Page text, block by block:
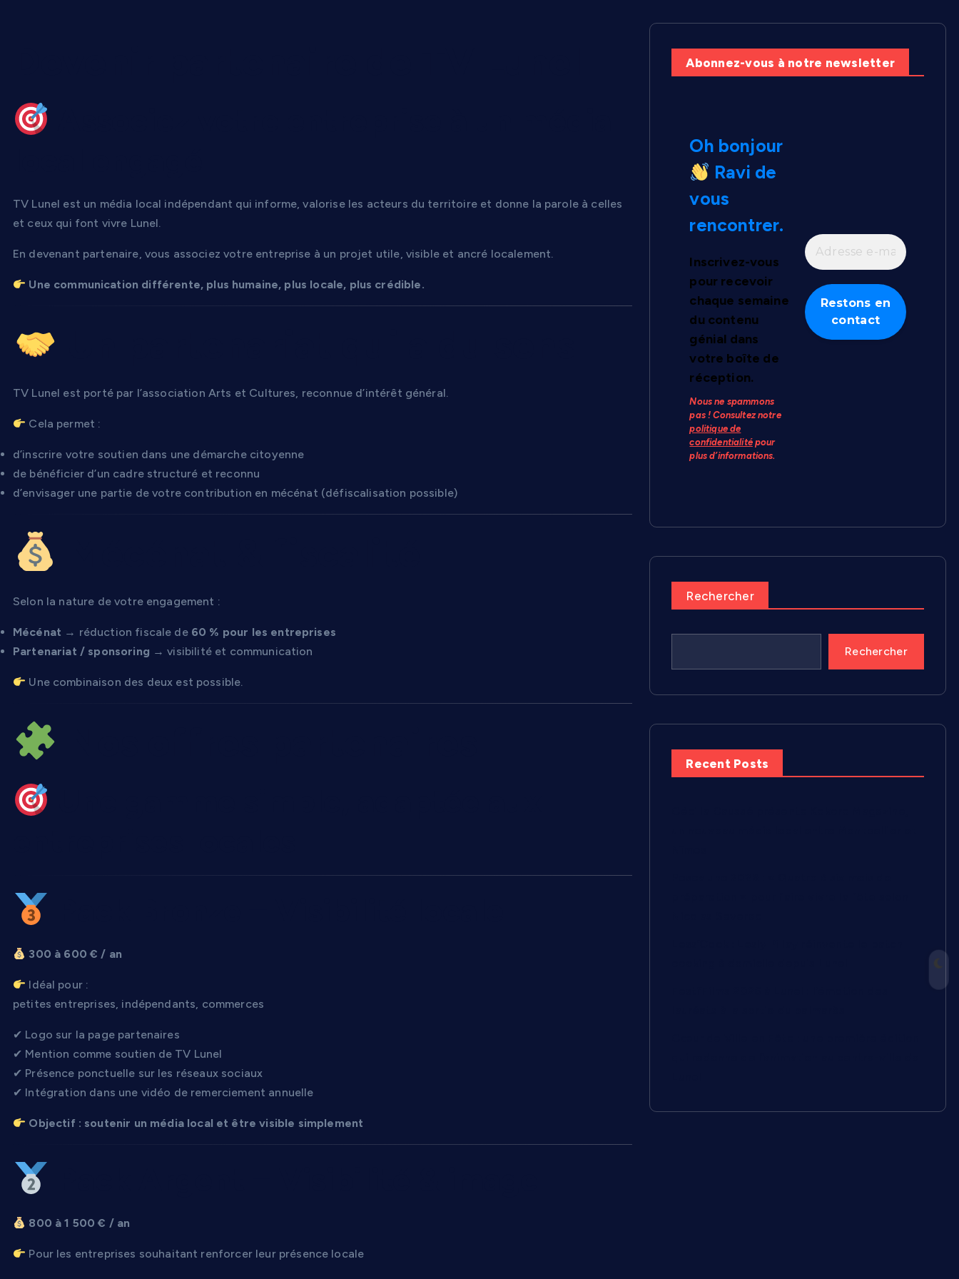
TV Lunel est un média local indépendant qui informe, valorise les acteurs du territoire et donne la parole à celles
et ceux qui font vivre Lunel.
En devenant partenaire, vous associez votre entreprise à un projet utile, visible et ancré localement.
Une communication différente, plus humaine, plus locale, plus crédible.
TV Lunel est porté par l’association Arts et Cultures, reconnue d’intérêt général.
Cela permet :
d’inscrire votre soutien dans une démarche citoyenne
de bénéficier d’un cadre structuré et reconnu
d’envisager une partie de votre contribution en mécénat (défiscalisation possible)
Selon la nature de votre engagement :
Mécénat → réduction fiscale de 60 % pour les entreprises
Partenariat / sponsoring → visibilité et communication
Une combinaison des deux est possible.
300 à 600 € / an
Idéal pour :
petites entreprises, indépendants, commerces
✔ Logo sur la page partenaires
✔ Mention comme soutien de TV Lunel
✔ Présence ponctuelle sur les réseaux sociaux
✔ Intégration dans une vidéo de remerciement annuelle
Objectif : soutenir un média local et être visible simplement
800 à 1 500 € / an
Pour les entreprises souhaitant renforcer leur présence locale
Abonnez-vous à notre newsletter
Oh bonjour
Ravi de
vous
rencontrer.
Inscrivez-vous
pour recevoir
chaque semaine
du contenu
génial dans
votre boîte de
réception.
Nous ne spammons
pas ! Consultez notre
politique de
confidentialitépour
plus d’informations.
Rechercher
Rechercher
Recent Posts